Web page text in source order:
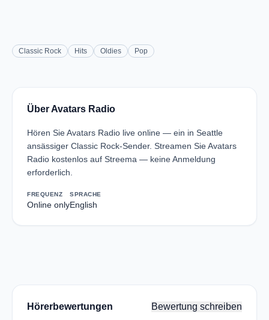
Classic Rock Hits Oldies Pop
Über Avatars Radio
Hören Sie Avatars Radio live online — ein in Seattle
ansässiger Classic Rock-Sender. Streamen Sie Avatars
Radio kostenlos auf Streema — keine Anmeldung
erforderlich.
FREQUENZ
Online only
SPRACHE
English
Hörerbewertungen Bewertung schreiben